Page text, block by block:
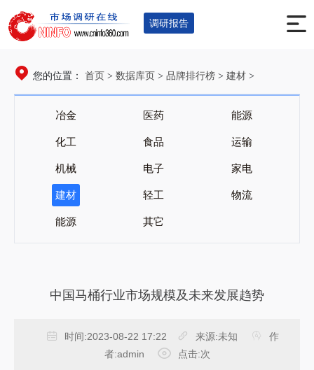
调研报告
您的位置： 首页 > 数据库页 > 品牌排行榜 > 建材 >
冶金 医药 能源
化工 食品 运输
机械 电子 家电
建材 轻工 物流
能源 其它
中国马桶行业市场规模及未来发展趋势
时间:2023-08-22 17:22 来源:未知
作
者:admin 点击:次